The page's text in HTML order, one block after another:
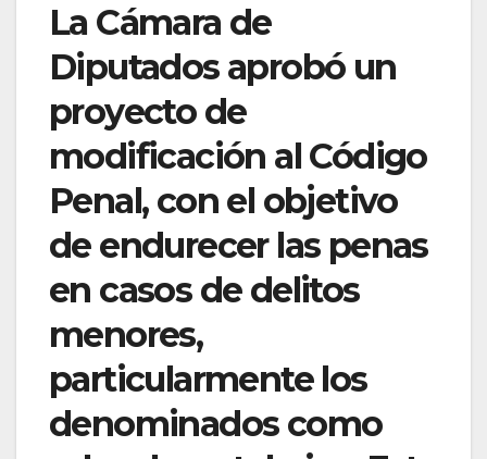
La Cámara de
Diputados aprobó un
proyecto de
modificación al Código
Penal, con el objetivo
de endurecer las penas
en casos de delitos
menores,
particularmente los
denominados como